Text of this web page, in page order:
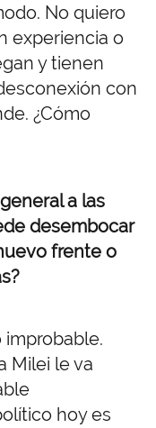
No quiero
experiencia o
y tienen
con
¿Cómo
a las
desembocar
frente o
improbable.
Milei le va
hoy es